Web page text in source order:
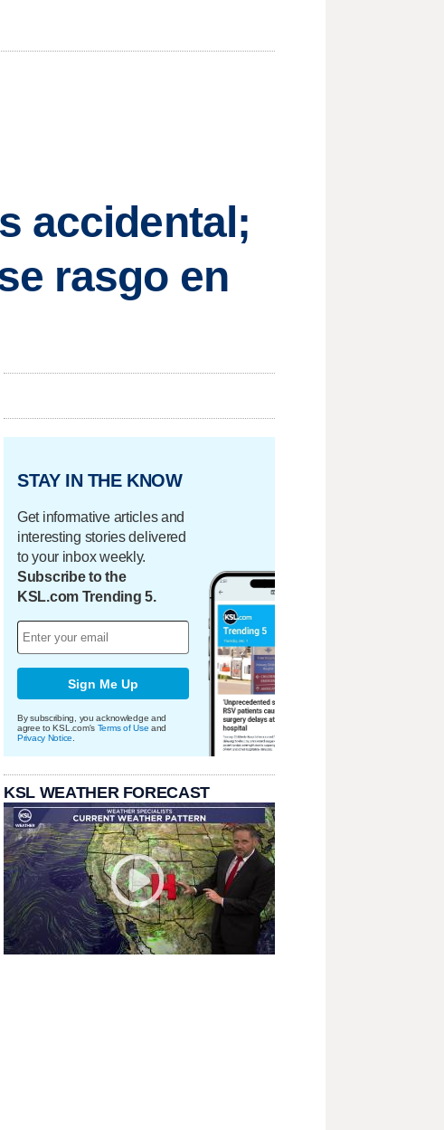
accidental;
rasgo en
STAY IN THE KNOW
Get informative articles and
interesting stories delivered
to your inbox weekly.
Subscribe to the
KSL.com Trending 5.
Sign Me Up
By subscribing, you acknowledge and
agree to KSL.com's Terms of Use and
Privacy Notice
KSL WEATHER FORECAST